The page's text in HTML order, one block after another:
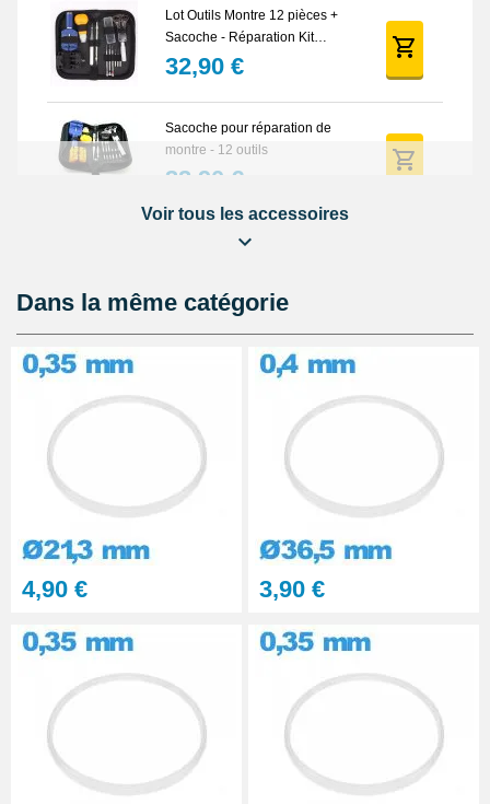
Lot Outils Montre 12 pièces +
Sacoche - Réparation Kit
Horlogerie
32,90 €
Sacoche pour réparation de
montre - 12 outils
32,90 €
Lubrijoint – Graisse pour Joint
8,90 €
Kit Réparation Montre
23,90 €
Voir tous les accessoires
Dans la même catégorie
4,90 € 3,90 €